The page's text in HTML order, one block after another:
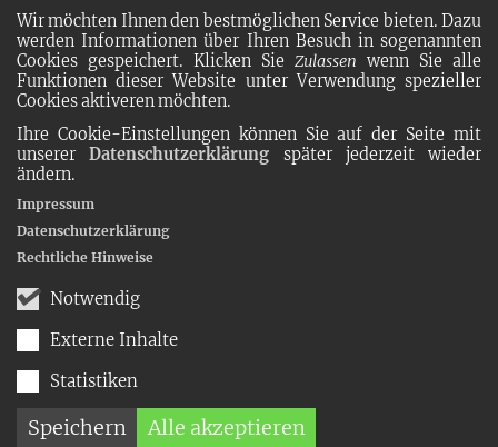
Wir möchten Ihnen den bestmöglichen Service bieten. Dazu
werden Informationen über Ihren Besuch in sogenannten
Cookies gespeichert. Klicken Sie Zulassen wenn Sie alle
Funktionen dieser Website unter Verwendung spezieller
Cookies aktiveren möchten.
Ihre Cookie-Einstellungen können Sie auf der Seite mit
unsererDatenschutzerklärung später jederzeit wieder
ändern.
Notwendig
Externe Inhalte
Statistiken
Speichern Alle akzeptieren
Impressum
Datenschutzerklärung
Rechtliche Hinweise